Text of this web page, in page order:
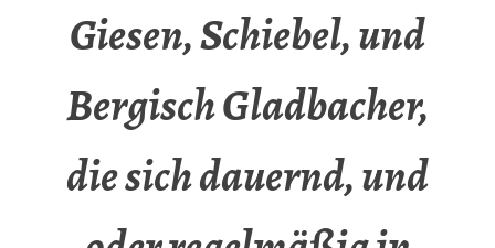
Giesen, Schiebel, und
Bergisch Gladbacher,
die sich dauernd, und